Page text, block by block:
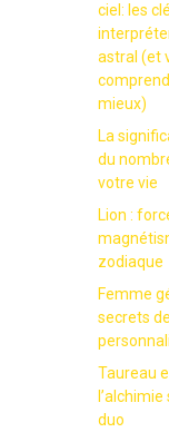
ciel: les
astral (et
mieux)
La
du
votre vie
Lion :
zodiaque
Femme
secrets
Taureau
duo